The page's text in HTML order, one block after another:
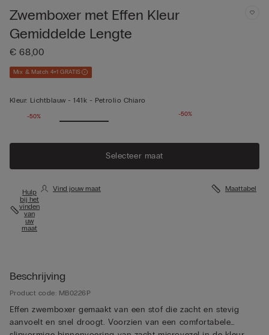
Zwemboxer met Effen Kleur
Gemiddelde Lengte
€ 68,00
Mix & Match 4+1 GRATIS
Kleur: Lichtblauw -141k - Petrolio Chiaro
-50%
-50%
Selecteer maat
Hulp
bij het
vinden
van
uw
maat
Vind jouw maat Maattabel
Beschrijving
Product code: MB0226P
Effen zwemboxer gemaakt van een stof die zacht en stevig
aanvoelt en snel droogt. Voorzien van een comfortabele